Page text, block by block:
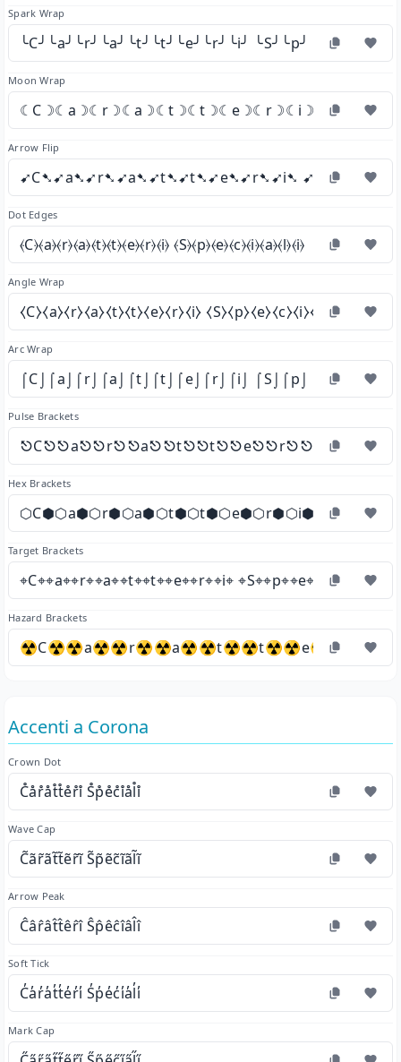
Spark Wrap
╰C╯╰a╯╰r╯╰a╯╰t╯╰t╯╰e╯╰r╯╰i╯
Moon Wrap
☾C☽☾a☽☾r☽☾a☽☾t☽☾t☽☾e☽☾r☽☾i☽
Arrow Flip
➹C➷➹a➷➹r➷➹a➷➹t➷➹t➷➹e➷➹r➷➹i➷
Dot Edges
⦑C⦒⦑a⦒⦑r⦒⦑a⦒⦑t⦒⦑t⦒⦑e⦒⦑r⦒⦑i⦒ ⦑S⦒⦑p⦒⦑e⦒⦑c⦒⦑i⦒⦑a⦒⦑l⦒⦑i⦒
Angle Wrap
⧼C⧽⧼a⧽⧼r⧽⧼a⧽⧼t⧽⧼t⧽⧼e⧽⧼r⧽⧼i⧽ ⧼S⧽⧼p⧽⧼e⧽⧼c⧽⧼i⧽⧼a⧽⧼l⧽⧼i⧽
Arc Wrap
⌠C⌡⌠a⌡⌠r⌡⌠a⌡⌠t⌡⌠t⌡⌠e⌡⌠r⌡⌠i⌡
Pulse Brackets
⎋C⎋⎋a⎋⎋r⎋⎋a⎋⎋t⎋⎋t⎋⎋e⎋⎋r⎋⎋i⎋
Hex Brackets
⬡C⬢⬡a⬢⬡r⬢⬡a⬢⬡t⬢⬡t⬢⬡e⬢⬡r⬢⬡i⬢
Target Brackets
⌖C⌖⌖a⌖⌖r⌖⌖a⌖⌖t⌖⌖t⌖⌖e⌖⌖r⌖⌖i⌖
Hazard Brackets
Accenti a Corona
Crown Dot
C̊år̊åt̊t̊e̊r̊i̊ S̊p̊e̊c̊i̊ål̊i̊
Wave Cap
C̃ãr̃ãt̃t̃ẽr̃ĩ S̃p̃ẽc̃ĩãl̃ĩ
Arrow Peak
Ĉâr̂ât̂t̂êr̂î Ŝp̂êĉîâl̂î
Soft Tick
C̓a̓r̓a̓t̓t̓e̓r̓i̓ S̓p̓e̓c̓i̓a̓l̓i̓
Mark Cap